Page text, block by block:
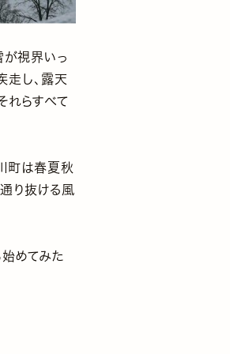
が視界いっ
走し、露天
れらすべて
町は春夏秋
り抜ける風
めてみた